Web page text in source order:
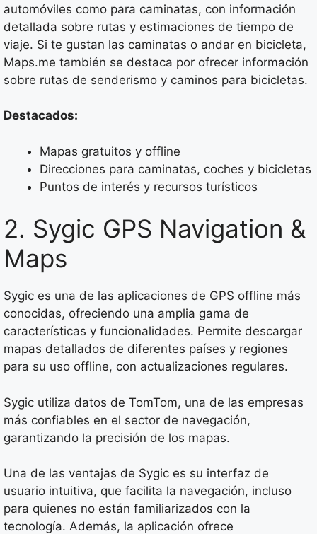
automóviles como para caminatas, con información
detallada sobre rutas y estimaciones de tiempo de
viaje. Si te gustan las caminatas o andar en bicicleta,
Maps.me también se destaca por ofrecer información
sobre rutas de senderismo y caminos para bicicletas.
Destacados:
Mapas gratuitos y offline
Direcciones para caminatas, coches y bicicletas
Puntos de interés y recursos turísticos
2. Sygic GPS Navigation &
Maps
Sygic es una de las aplicaciones de GPS offline más
conocidas, ofreciendo una amplia gama de
características y funcionalidades. Permite descargar
mapas detallados de diferentes países y regiones
para su uso offline, con actualizaciones regulares.
Sygic utiliza datos de TomTom, una de las empresas
más confiables en el sector de navegación,
garantizando la precisión de los mapas.
Una de las ventajas de Sygic es su interfaz de
usuario intuitiva, que facilita la navegación, incluso
para quienes no están familiarizados con la
tecnología. Además, la aplicación ofrece